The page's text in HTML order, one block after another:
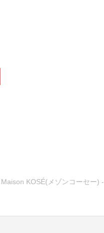
KOSÉ(メゾンコーセー